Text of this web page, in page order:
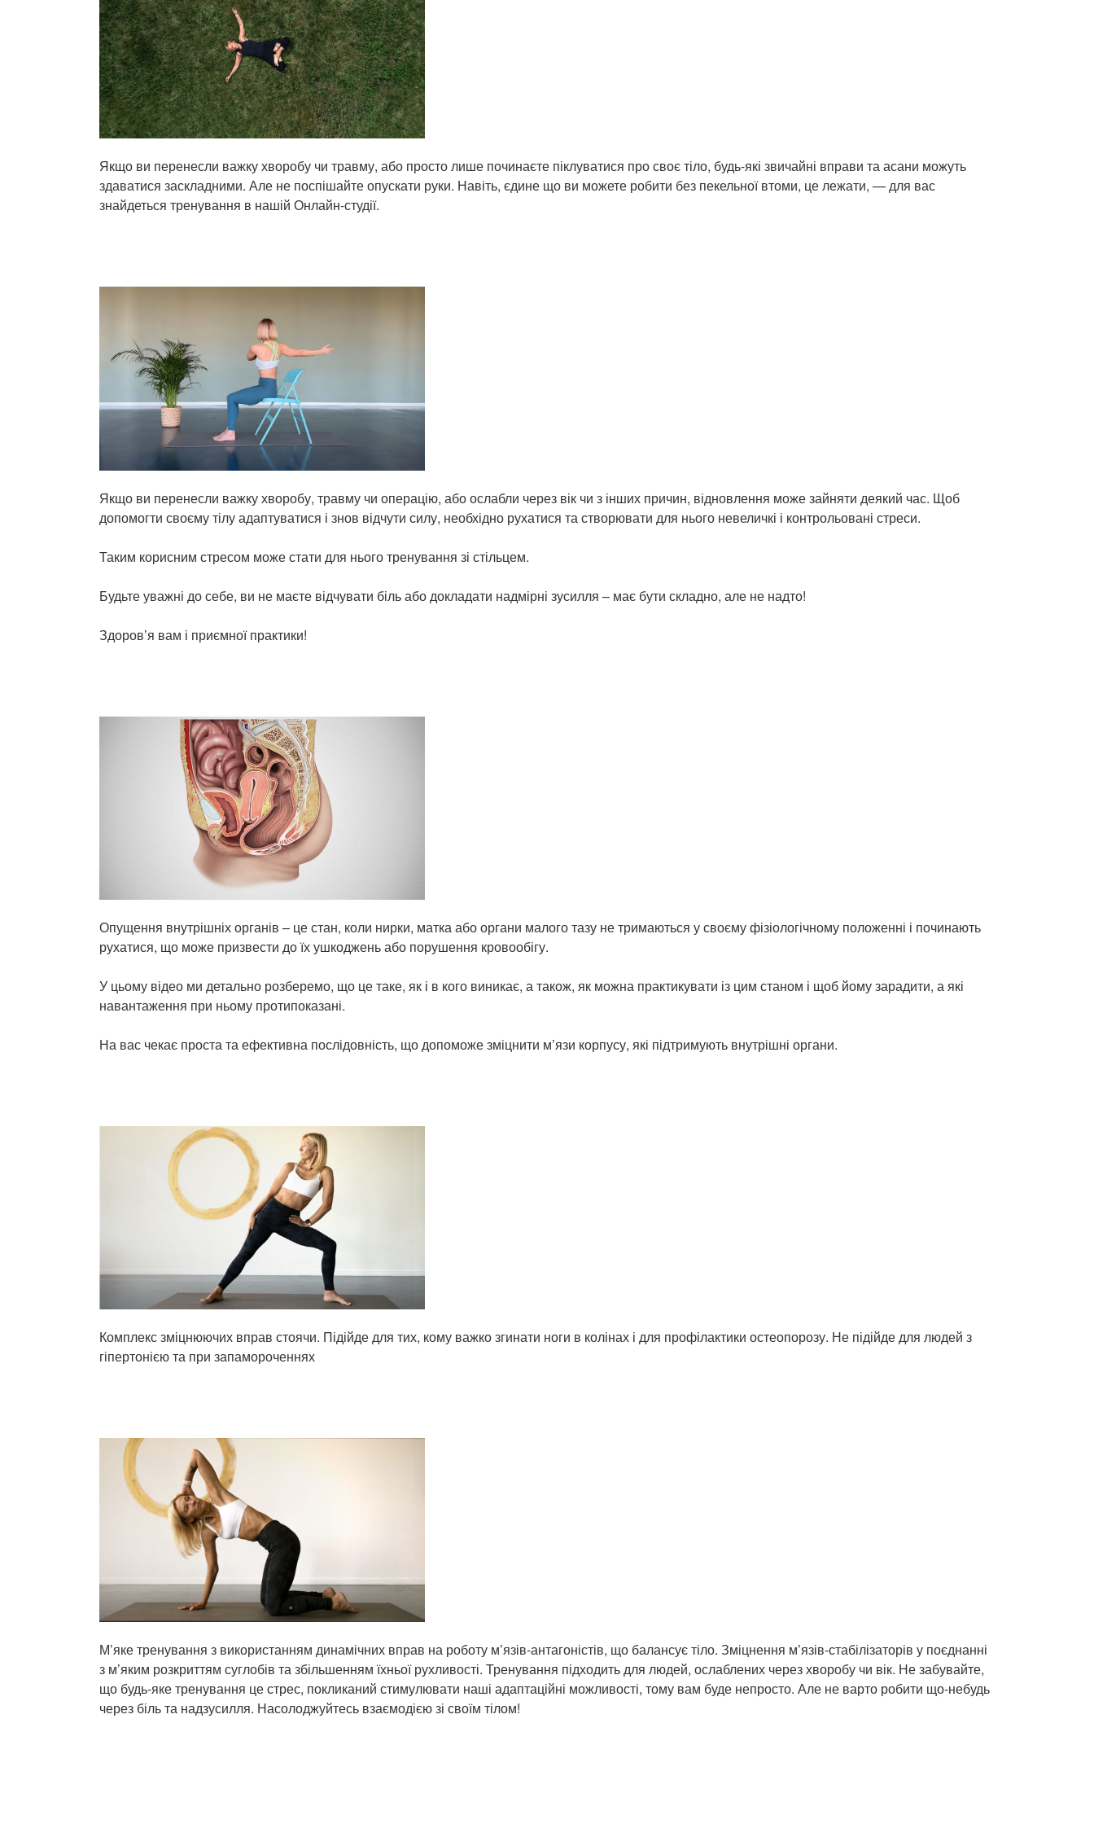
Якщо ви перенесли важку хворобу чи травму, або просто лише починаєте піклуватися про своє тіло, будь-які звичайні вправи та асани можуть
здаватися заскладними. Але не поспішайте опускати руки. Навіть, єдине що ви можете робити без пекельної втоми, це лежати, — для вас
знайдеться тренування в нашій Онлайн-студії.
Якщо ви перенесли важку хворобу, травму чи операцію, або ослабли через вік чи з інших причин, відновлення може зайняти деякий час. Щоб
допомогти своєму тілу адаптуватися і знов відчути силу, необхідно рухатися та створювати для нього невеличкі і контрольовані стреси.
Таким корисним стресом може стати для нього тренування зі стільцем.
Будьте уважні до себе, ви не маєте відчувати біль або докладати надмірні зусилля – має бути складно, але не надто!
Здоров’я вам і приємної практики!
Опущення внутрішніх органів – це стан, коли нирки, матка або органи малого тазу не тримаються у своєму фізіологічному положенні і починають
рухатися, що може призвести до їх ушкоджень або порушення кровообігу.
У цьому відео ми детально розберемо, що це таке, як і в кого виникає, а також, як можна практикувати із цим станом і щоб йому зарадити, а які
навантаження при ньому протипоказані.
На вас чекає проста та ефективна послідовність, що допоможе зміцнити м’язи корпусу, які підтримують внутрішні органи.
Комплекс зміцнюючих вправ стоячи. Підійде для тих, кому важко згинати ноги в колінах і для профілактики остеопорозу. Не підійде для людей з
гіпертонією та при запамороченнях
М’яке тренування з використанням динамічних вправ на роботу м’язів-антагоністів, що балансує тіло. Зміцнення м’язів-стабілізаторів у поєднанні
з м’яким розкриттям суглобів та збільшенням їхньої рухливості. Тренування підходить для людей, ослаблених через хворобу чи вік. Не забувайте,
що будь-яке тренування це стрес, покликаний стимулювати наші адаптаційні можливості, тому вам буде непросто. Але не варто робити що-небудь
через біль та надзусилля. Насолоджуйтесь взаємодією зі своїм тілом!